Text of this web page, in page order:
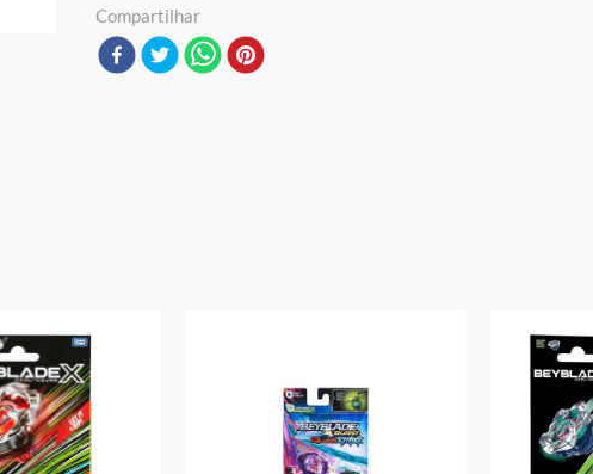
todo; LET IT RIP: Batalhas radicais com as arenas Beyblade Burst
lançadores e piões numa grande jornada Beyblade (vendidos
sujeitos à disponibilidade)
Aviso: As cores podem variar entre as imagens mostradas acima e o
Imagens meramente ilustrativas
3 meses contra defeito de fabricação
Compartilhar